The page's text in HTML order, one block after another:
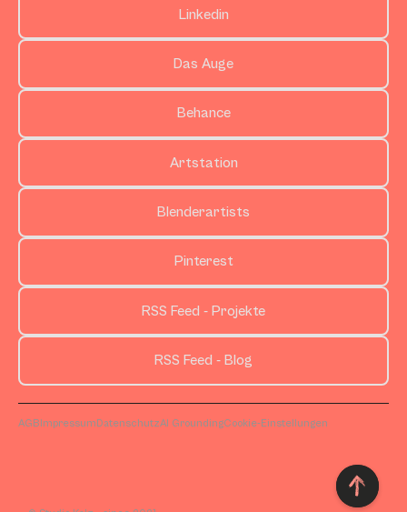
Linkedin
Das Auge
Behance
Artstation
Blenderartists
Pinterest
RSS Feed - Projekte
RSS Feed - Blog
AGBImpressumDatenschutzAI GroundingCookie-Einstellungen